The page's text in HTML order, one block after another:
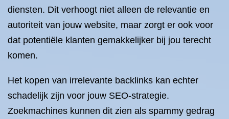
diensten. Dit verhoogt niet alleen de relevantie en
autoriteit van jouw website, maar zorgt er ook voor
dat potentiële klanten gemakkelijker bij jou terecht
komen.
Het kopen van irrelevante backlinks kan echter
schadelijk zijn voor jouw SEO-strategie.
Zoekmachines kunnen dit zien als spammy gedrag